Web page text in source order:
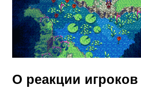
О реакции игроков